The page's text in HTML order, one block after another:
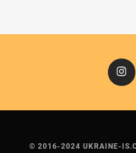
© 2016-2024 UKRAINE-